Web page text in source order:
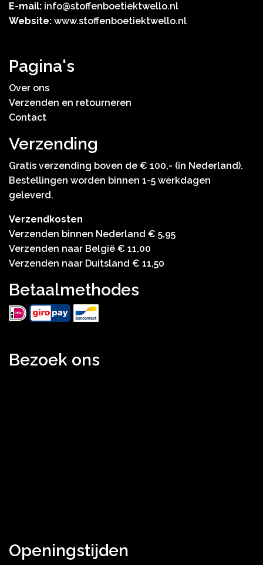
E-mail: info@stoffenboetiektwello.nl
Website: www.stoffenboetiektwello.nl
Pagina's
Over ons
Verzenden en retourneren
Contact
Verzending
Gratis verzending boven de € 100,- (in Nederland).
Bestellingen worden binnen 1-5 werkdagen
geleverd.
Verzendkosten
Verzenden binnen Nederland € 5,95
Verzenden naar België € 11,00
Verzenden naar Duitsland € 11,50
Betaalmethodes
Bezoek ons
Openingstijden